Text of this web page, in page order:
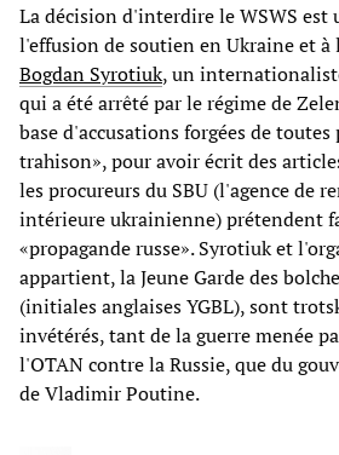
La décision d'interdire le WSWS est
l'effusion de soutien en Ukraine et à
Bogdan Syrotiuk, un
qui a été arrêté par le régime de
base d'accusations forgées de toutes
trahison», pour avoir écrit des
les procureurs du SBU (l'agence de
intérieure ukrainienne) prétendent
«propagande russe». Syrotiuk et
appartient, la Jeune Garde des
(initiales anglaises YGBL), sont
invétérés, tant de la guerre menée
l'OTAN contre la Russie, que du
de Vladimir Poutine.